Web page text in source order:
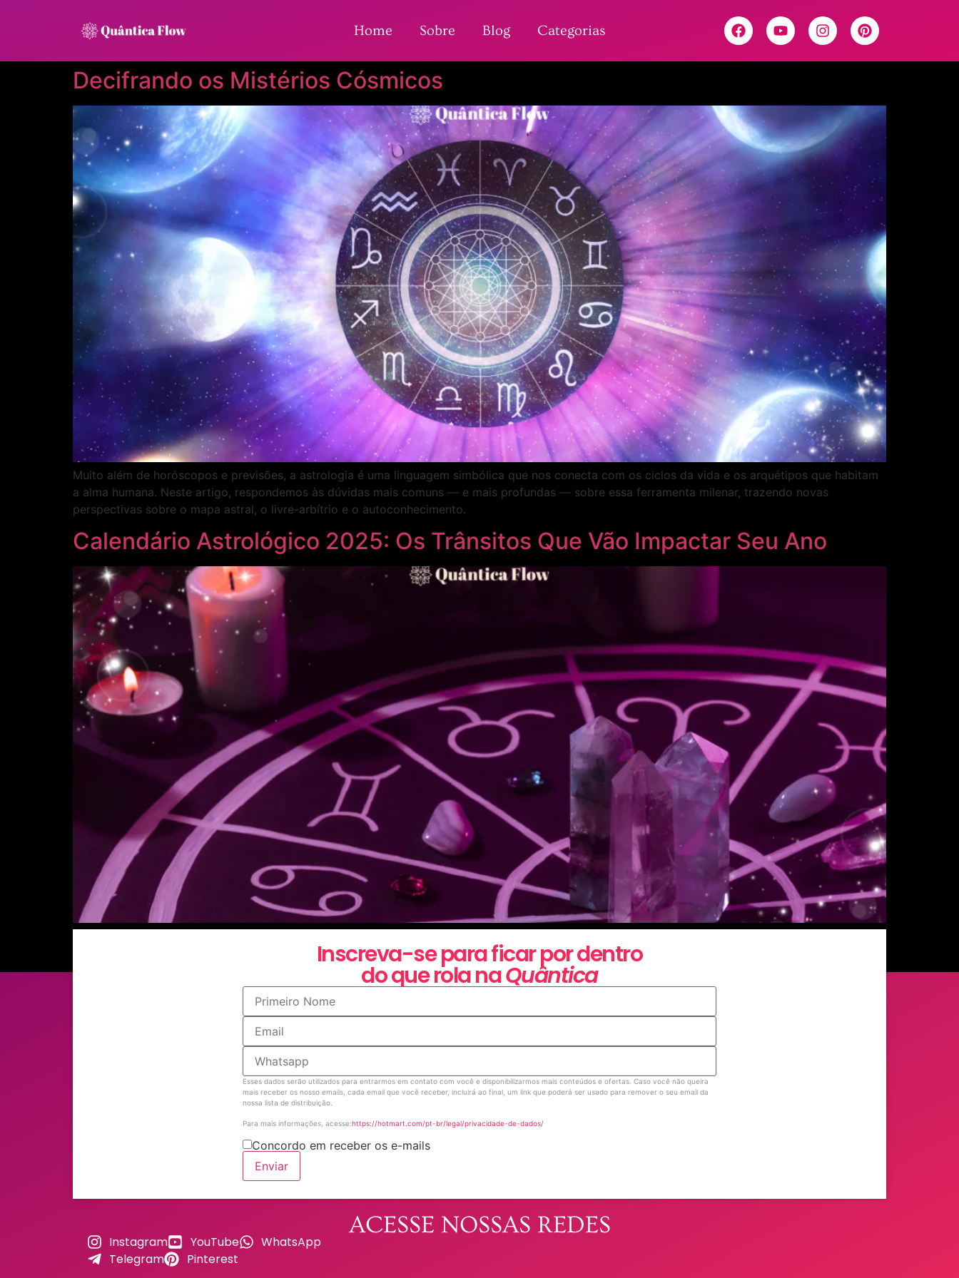
Home Sobre Blog Categorias
Decifrando os Mistérios Cósmicos
Muito além de horóscopos e previsões, a astrologia é uma linguagem simbólica que nos conecta com os ciclos da vida e os arquétipos que habitam
a alma humana. Neste artigo, respondemos às dúvidas mais comuns — e mais profundas — sobre essa ferramenta milenar, trazendo novas
perspectivas sobre o mapa astral, o livre-arbítrio e o autoconhecimento.
Calendário Astrológico 2025: Os Trânsitos Que Vão Impactar Seu Ano
como essas energias influenciarão seu ano e como utilizá-las a seu favor!Inscreva-se para ficar por dentro
do que rola naQuântica
Esses dados serão utilizados para entrarmos em contato com você e disponibilizarmos mais conteúdos e ofertas. Caso você não queira
mais receber os nosso emails, cada email que você receber, incluirá ao final, um link que poderá ser usado para remover o seu email da
nossa lista de distribuição.
Para mais informações, acesse:https://hotmart.com/pt-br/legal/privacidade-de-dados/
Concordo em receber os e-mails
Enviar
ACESSE NOSSAS REDES
Instagram YouTube
WhatsApp
Telegram
Pinterest